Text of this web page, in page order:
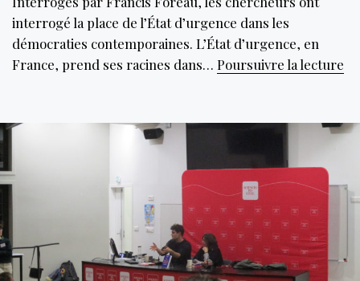
interrogé la place de l’État d’urgence dans les
démocraties contemporaines. L’État d’urgence, en
France, prend ses racines dans… Poursuivre la lecture
la
les